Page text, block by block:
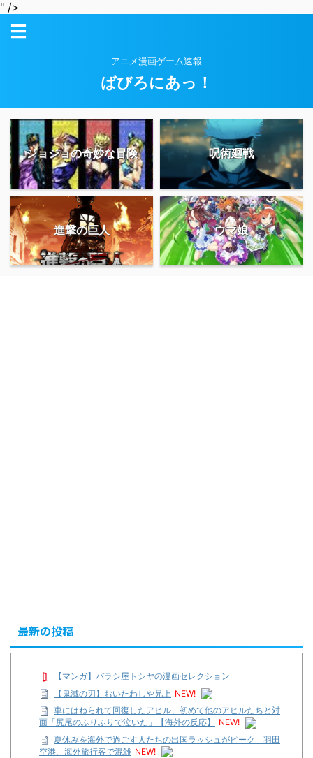
" />
アニメ漫画ゲーム速報
ばびろにあっ！
ジョジョの奇妙な冒険 呪術廻戦
進撃の巨人 ウマ娘
最新の投稿
【マンガ】バラシ屋トシヤの漫画セレクション
【鬼滅の刃】おいたわしや兄上 NEW!
車にはねられて回復したアヒル、初めて他のアヒルたちと対
面「尻尾のふりふりで泣いた」【海外の反応】
NEW!
夏休みを海外で過ごす人たちの出国ラッシュがピーク 羽田
空港、海外旅行客で混雑 NEW!